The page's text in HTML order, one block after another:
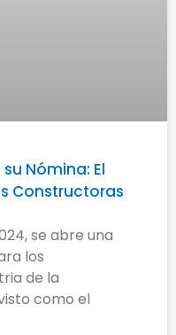
Nómina: El
Constructoras
se abre una
los
de la
como el